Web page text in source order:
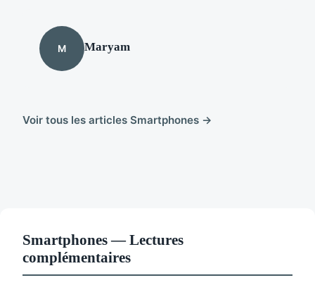
M Maryam
Voir tous les articles Smartphones →
Smartphones — Lectures
complémentaires